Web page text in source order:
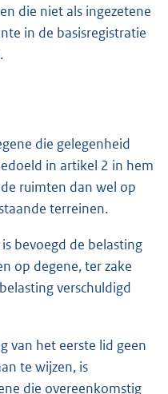
die niet als ingezetene
in de basisregistratie
die gelegenheid
in artikel 2 in hem
ruimten dan wel op
terreinen.
bevoegd de belasting
op degene, ter zake
verschuldigd
van het eerste lid geen
te wijzen, is
die overeenkomstig